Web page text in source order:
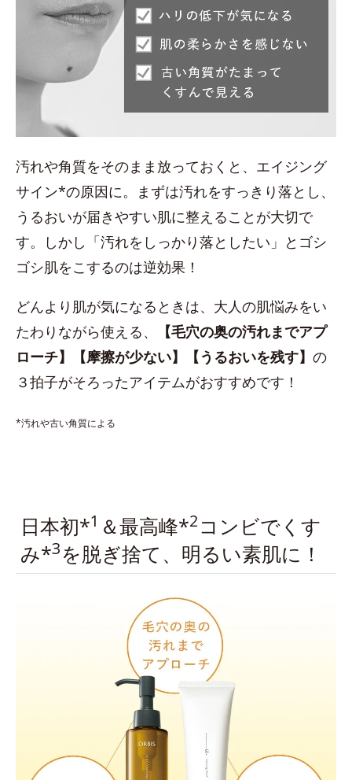
汚れや角質をそのまま放っておくと、エイジング
サイン*の原因に。まずは汚れをすっきり落とし、
うるおいが届きやすい肌に整えることが大切で
す。しかし「汚れをしっかり落としたい」とゴシ
ゴシ肌をこするのは逆効果！
どんより肌が気になるときは、大人の肌悩みをい
たわりながら使える、
【毛穴の奥の汚れまでアプ
ローチ】【摩擦が少ない】【うるおいを残す】 の
３拍子がそろったアイテムがおすすめです！
*汚れや古い角質による
日本初*1 ＆最高峰*2コンビでくす
み*3を脱ぎ捨て、明るい素肌に！